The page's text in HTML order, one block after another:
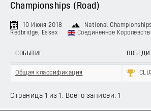
Championships (Road)
10 Июня 2018 National Championships
Redbridge, Essex
Соединенное
СОБЫТИЕ
Общая классификация
Страница 1 из 1. Всего записей: 1